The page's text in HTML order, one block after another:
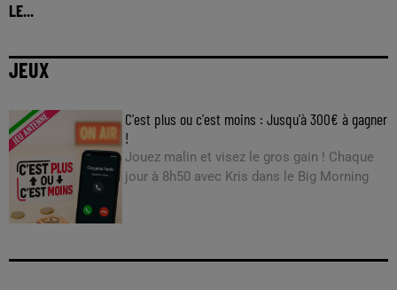
LE...
JEUX
C'est plus ou c'est moins : Jusqu'à 300€ à gagner
!
Jouez malin et visez le gros gain ! Chaque
jour à 8h50 avec Kris dans le Big Morning